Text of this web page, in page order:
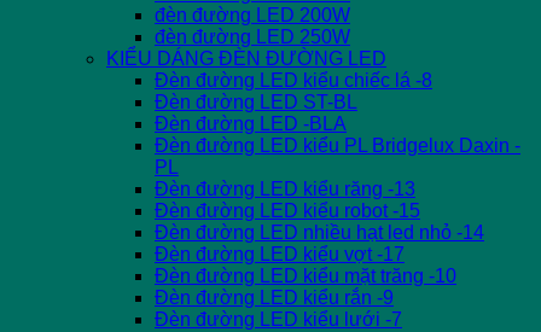
đèn đường LED 200W
đèn đường LED 250W
KIỂU DÁNG ĐÈN ĐƯỜNG LED
Đèn đường LED kiểu chiếc lá -8
Đèn đường LED ST-BL
Đèn đường LED -BLA
Đèn đường LED kiểu PL Bridgelux Daxin -
PL
Đèn đường LED kiểu răng -13
Đèn đường LED kiểu robot -15
Đèn đường LED nhiều hạt led nhỏ -14
Đèn đường LED kiểu vợt -17
Đèn đường LED kiểu mặt trăng -10
Đèn đường LED kiểu rắn -9
Đèn đường LED kiểu lưới -7